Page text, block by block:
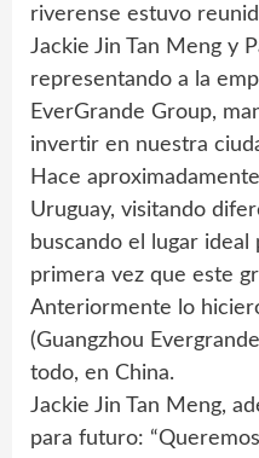
riverense estuvo
Jackie Jin Tan Meng y
representando a la
EverGrande Group,
invertir en nuestra
Hace
Uruguay, visitando
buscando el lugar ideal
primera vez que este
Anteriormente lo
(Guangzhou
todo, en China.
Jackie Jin Tan Meng,
para futuro: